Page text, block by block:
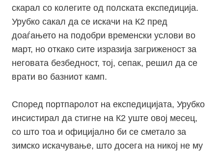
скарал со колегите од полската експедиција.
Урубко сакал да се искачи на К2 пред
доаѓањето на подобри временски услови во
март, но откако сите изразија загриженост за
неговата безбедност, тој, сепак, решил да се
врати во базниот камп.
Според портпаролот на експедицијата, Урубко
инсистирал да стигне на К2 уште овој месец,
со што тоа и официјално би се сметало за
зимско искачување, што досега на никој не му